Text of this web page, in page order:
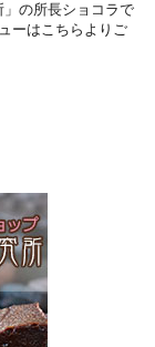
の所長ショコラで
ーはこちらよりご